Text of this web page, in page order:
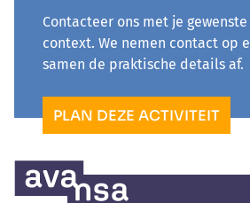
Contacteer ons met je
context. We nemen contact op
samen de praktische details af.
PLAN DEZE ACTIVITEIT